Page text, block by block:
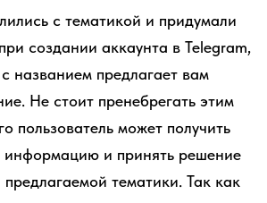
с тематикой и придумали
создании аккаунта в Telegram,
названием предлагает вам
Не стоит пренебрегать этим
пользователь может получить
информацию и принять решение
предлагаемой тематики. Так как